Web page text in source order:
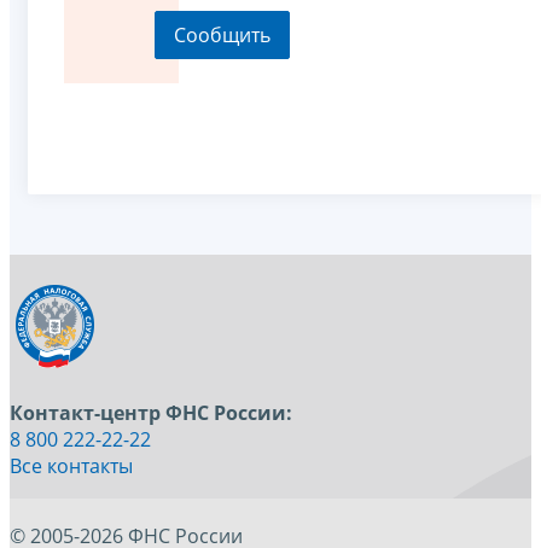
Контакт-центр ФНС России:
8 800 222-22-22
Все контакты
© 2005-2026 ФНС России